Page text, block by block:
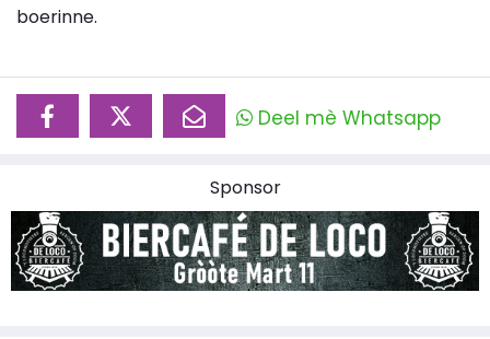
boerinne.
Deel mè Whatsapp
Sponsor